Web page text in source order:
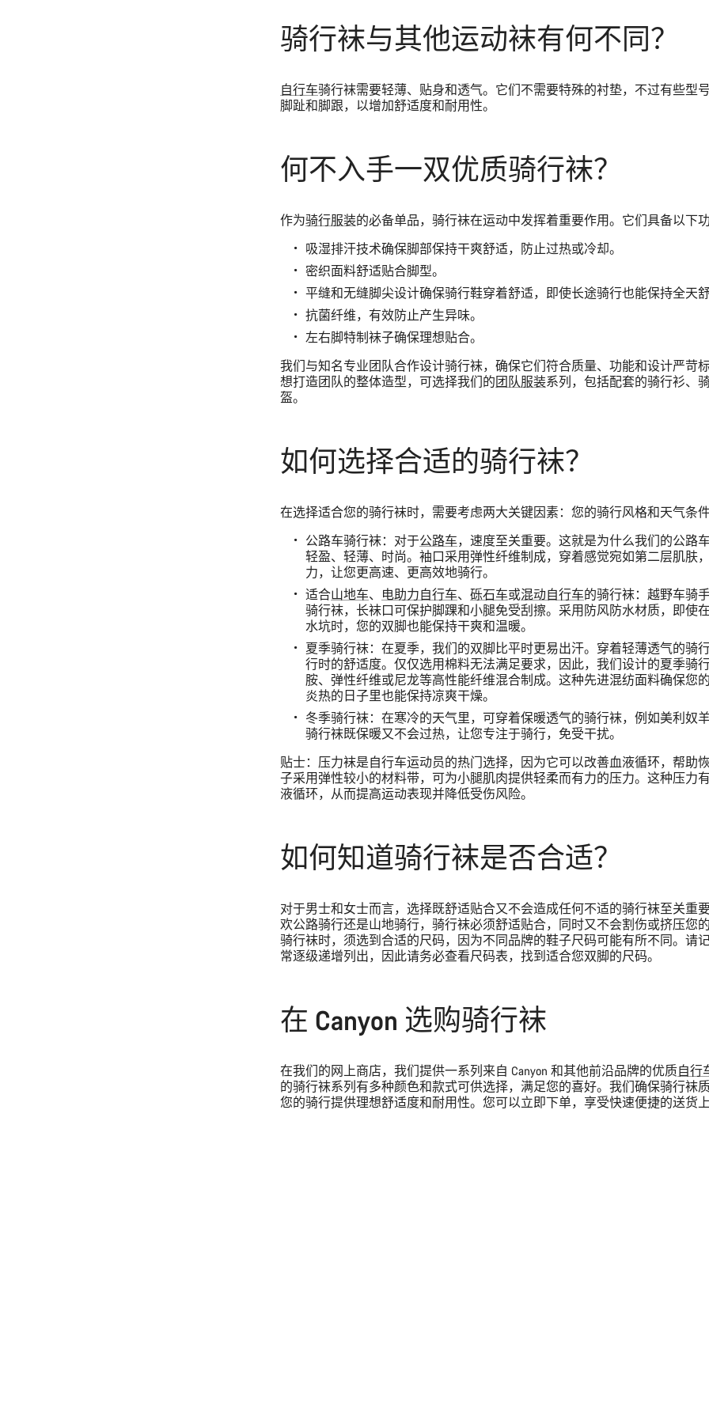
骑行袜与其他运动袜有何不同？
自行车骑行袜需要轻薄、贴身和透气。它们不需要特殊的衬垫，不过有些型
脚趾和脚跟，以增加舒适度和耐用性。
何不入手一双优质骑行袜？
作为骑行服装的必备单品，骑行袜在运动中发挥着重要作用。它们具备以下功
吸湿排汗技术确保脚部保持干爽舒适，防止过热或冷却。
密织面料舒适贴合脚型。
平缝和无缝脚尖设计确保骑行鞋穿着舒适，即使长途骑行也能保持全天舒
抗菌纤维，有效防止产生异味。
左右脚特制袜子确保理想贴合。
我们与知名专业团队合作设计骑行袜，确保它们符合质量、功能和设计严苛
想打造团队的整体造型，可选择我们的团队服装系列，包括配套的骑行衫、
盔。
如何选择合适的骑行袜？
在选择适合您的骑行袜时，需要考虑两大关键因素：您的骑行风格和天气条件
公路车骑行袜：对于公路车，速度至关重要。这就是为什么我们的公路
轻盈、轻薄、时尚。袖口采用弹性纤维制成，穿着感觉宛如第二层肌肤
力，让您更高速、更高效地骑行。
适合山地车、 电助力自行车、 砾石车或混动自行车的骑行袜：越野车骑
骑行袜，长袜口可保护脚踝和小腿免受刮擦。采用防风防水材质，即使
水坑时，您的双脚也能保持干爽和温暖。
夏季骑行袜：在夏季，我们的双脚比平时更易出汗。穿着轻薄透气的骑
行时的舒适度。仅仅选用棉料无法满足要求，因此，我们设计的夏季骑
胺、弹性纤维或尼龙等高性能纤维混合制成。这种先进混纺面料确保您
炎热的日子里也能保持凉爽干燥。
冬季骑行袜：在寒冷的天气里，可穿着保暖透气的骑行袜，例如美利奴
骑行袜既保暖又不会过热，让您专注于骑行，免受干扰。
贴士：压力袜是自行车运动员的热门选择，因为它可以改善血液循环，帮助
子采用弹性较小的材料带，可为小腿肌肉提供轻柔而有力的压力。这种压力
液循环，从而提高运动表现并降低受伤风险。
如何知道骑行袜是否合适？
对于男士和女士而言，选择既舒适贴合又不会造成任何不适的骑行袜至关重
欢公路骑行还是山地骑行，骑行袜必须舒适贴合，同时又不会割伤或挤压您
骑行袜时，须选到合适的尺码，因为不同品牌的鞋子尺码可能有所不同。请
常逐级递增列出，因此请务必查看尺码表，找到适合您双脚的尺码。
在 Canyon 选购骑行袜
在我们的网上商店，我们提供一系列来自 Canyon 和其他前沿品牌的优质自行
的骑行袜系列有多种颜色和款式可供选择，满足您的喜好。我们确保骑行袜
您的骑行提供理想舒适度和耐用性。您可以立即下单，享受快速便捷的送货上